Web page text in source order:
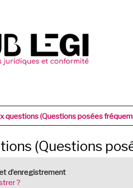
questions (Questions posées
(Questions
d’enregistrement
?